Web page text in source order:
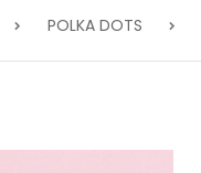
POLKA DOTS